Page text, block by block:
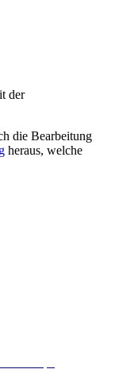
der
die Bearbeitung
heraus, welche